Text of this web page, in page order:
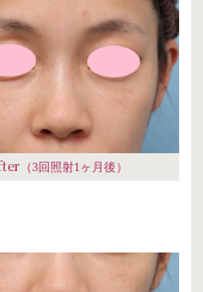
（3回照射1ヶ月後）